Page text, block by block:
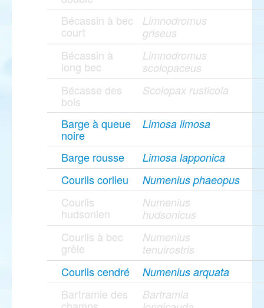
Bécassin à bec
court
Limnodromus
griseus
Bécassin à
long bec
Limnodromus
scolopaceus
Bécasse des
bois
Scolopax rusticola
Barge à queue
noire
Limosa limosa
Barge rousse Limosa lapponica
Courlis corlieu Numenius phaeopus
Courlis
hudsonien
Numenius
hudsonicus
Courlis à bec
grêle
Numenius
tenuirostris
Courlis cendré Numenius arquata
Bartramie des
Bartramia